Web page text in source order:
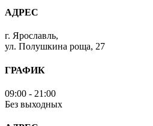
АДРЕС
г. Ярославль,
ул. Полушкина роща, 27
ГРАФИК
09:00 - 21:00
Без выходных